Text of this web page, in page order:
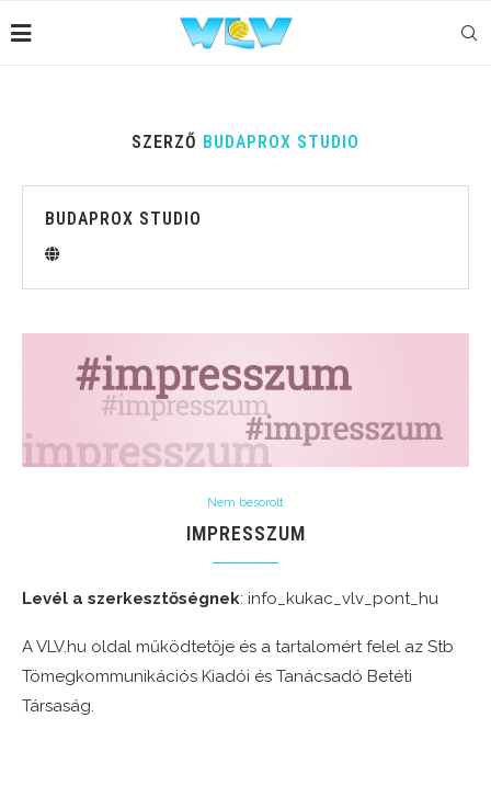
SZERZŐ BUDAPROX STUDIO
BUDAPROX STUDIO
Nem besorolt
IMPRESSZUM
Levél a szerkesztőségnek: info_kukac_vlv_pont_hu
A VLV.hu oldal működtetője és a tartalomért felel az Stb
Tömegkommunikációs Kiadói és Tanácsadó Betéti
Társaság.